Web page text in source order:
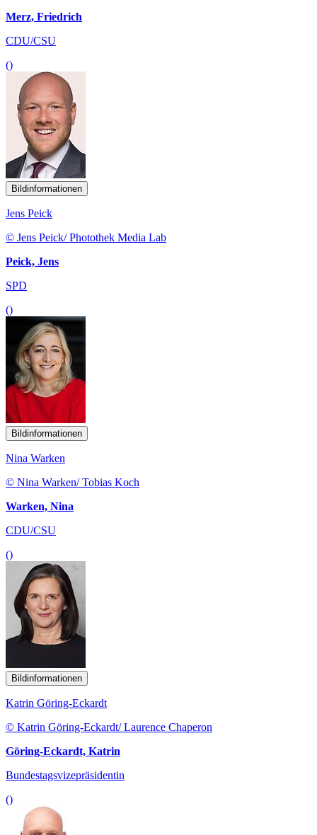
Merz, Friedrich
CDU/CSU
()
Bildinformationen
Jens Peick
© Jens Peick/ Photothek Media Lab
Peick, Jens
SPD
()
Bildinformationen
Nina Warken
© Nina Warken/ Tobias Koch
Warken, Nina
CDU/CSU
()
Bildinformationen
Katrin Göring-Eckardt
© Katrin Göring-Eckardt/ Laurence Chaperon
Göring-Eckardt, Katrin
Bundestagsvizepräsidentin
()